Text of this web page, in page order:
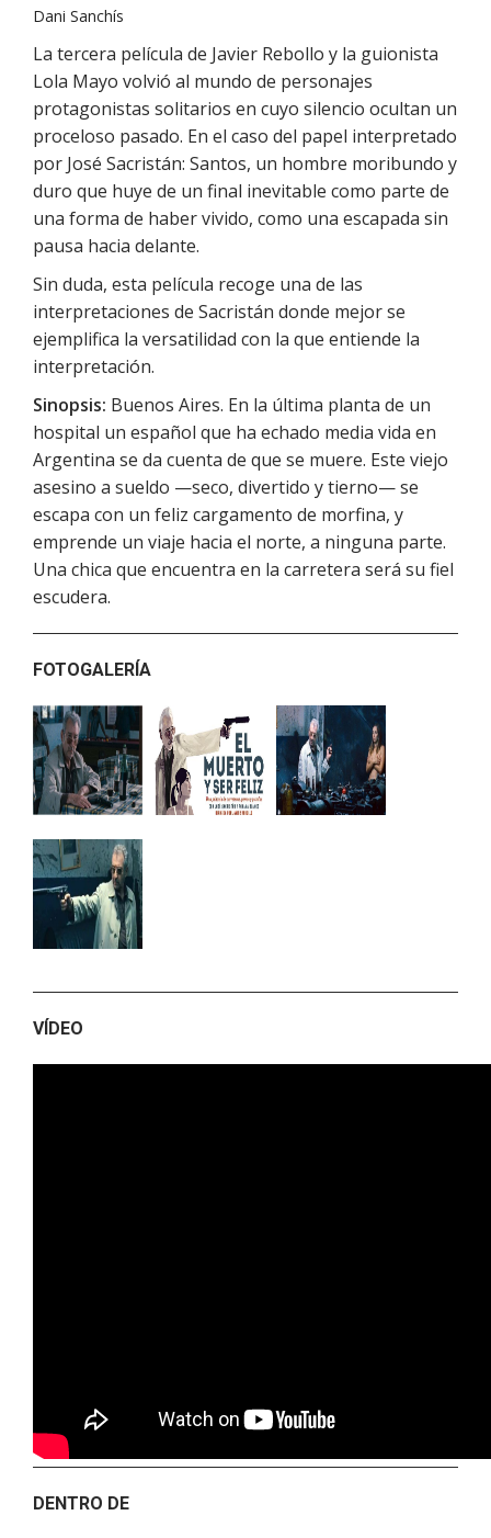
Dani Sanchís
La tercera película de Javier Rebollo y la guionista
Lola Mayo volvió al mundo de personajes
protagonistas solitarios en cuyo silencio ocultan un
proceloso pasado. En el caso del papel interpretado
por José Sacristán: Santos, un hombre moribundo y
duro que huye de un final inevitable como parte de
una forma de haber vivido, como una escapada sin
pausa hacia delante.
Sin duda, esta película recoge una de las
interpretaciones de Sacristán donde mejor se
ejemplifica la versatilidad con la que entiende la
interpretación.
Sinopsis: Buenos Aires. En la última planta de un
hospital un español que ha echado media vida en
Argentina se da cuenta de que se muere. Este viejo
asesino a sueldo —seco, divertido y tierno— se
escapa con un feliz cargamento de morfina, y
emprende un viaje hacia el norte, a ninguna parte.
Una chica que encuentra en la carretera será su fiel
escudera.
FOTOGALERÍA
VÍDEO
DENTRO DE